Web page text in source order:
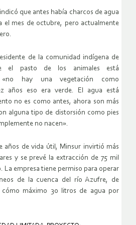
que antes había charcos de agua
el mes de octubre, pero actualmente
de la comunidad indígena de
el pasto de los animales está
«no hay una vegetación como
años eso era verde. El agua está
no es como antes, ahora son más
alguna tipo de distorsión como pies
no nacen».
años de vida útil, Minsur invirtió más
y se prevé la extracción de 75 mil
La empresa tiene permiso para operar
de la cuenca del río Azufre, de
cómo máximo 30 litros de agua por